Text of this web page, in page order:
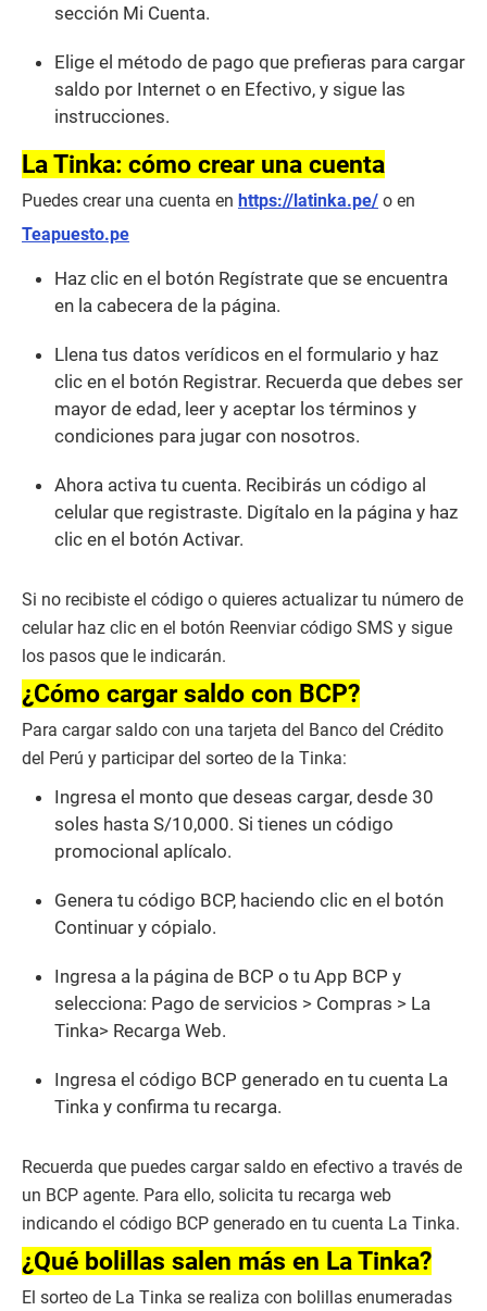
sección Mi Cuenta.
Elige el método de pago que prefieras para cargar
saldo por Internet o en Efectivo, y sigue las
instrucciones.
La Tinka: cómo crear una cuenta
Puedes crear una cuenta en https://latinka.pe/ o en
Teapuesto.pe
Haz clic en el botón Regístrate que se encuentra
en la cabecera de la página.
Llena tus datos verídicos en el formulario y haz
clic en el botón Registrar. Recuerda que debes ser
mayor de edad, leer y aceptar los términos y
condiciones para jugar con nosotros.
Ahora activa tu cuenta. Recibirás un código al
celular que registraste. Digítalo en la página y haz
clic en el botón Activar.
Si no recibiste el código o quieres actualizar tu número de
celular haz clic en el botón Reenviar código SMS y sigue
los pasos que le indicarán.
¿Cómo cargar saldo con BCP?
Para cargar saldo con una tarjeta del Banco del Crédito
del Perú y participar del sorteo de la Tinka:
Ingresa el monto que deseas cargar, desde 30
soles hasta S/10,000. Si tienes un código
promocional aplícalo.
Genera tu código BCP, haciendo clic en el botón
Continuar y cópialo.
Ingresa a la página de BCP o tu App BCP y
selecciona: Pago de servicios > Compras > La
Tinka> Recarga Web.
Ingresa el código BCP generado en tu cuenta La
Tinka y confirma tu recarga.
Recuerda que puedes cargar saldo en efectivo a través de
un BCP agente. Para ello, solicita tu recarga web
indicando el código BCP generado en tu cuenta La Tinka.
¿Qué bolillas salen más en La Tinka?
El sorteo de La Tinka se realiza con bolillas enumeradas